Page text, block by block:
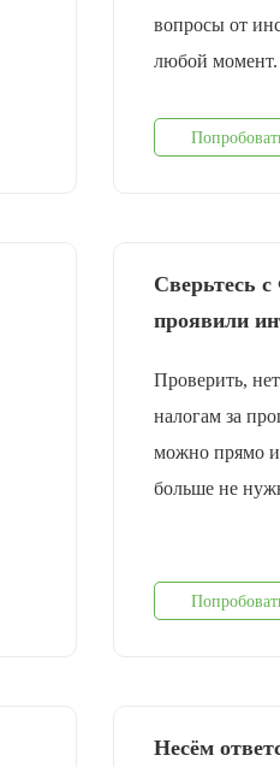
вопросы от
любой момент.
Сверьтесь
проявили
Проверить,
налогам за
можно прямо
больше не
Несём